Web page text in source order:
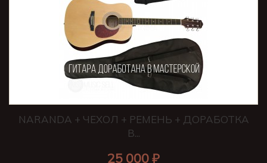
NARANDA + ЧЕХОЛ + РЕМЕНЬ + ДОРАБОТКА
В...
25 000 ₽